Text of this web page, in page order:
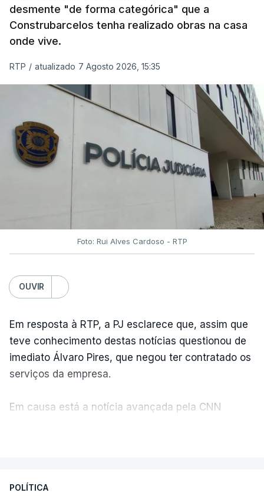
desmente "de forma categórica" que a
Construbarcelos tenha realizado obras na casa
onde vive.
RTP / atualizado 7 Agosto 2026, 15:35
Foto: Rui Alves Cardoso - RTP
OUVIR
Em resposta à RTP, a PJ esclarece que, assim que
teve conhecimento destas notícias questionou de
imediato Álvaro Pires, que negou ter contratado os
serviços da empresa.
Em causa está a notícia avançada pela CNN
abertura de qualquer processo disciplinar, por não
POLÍTICA